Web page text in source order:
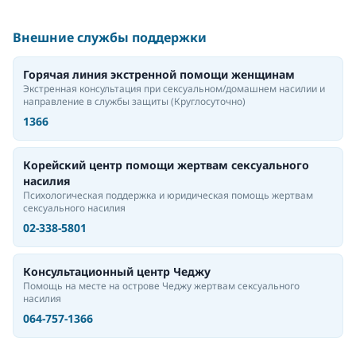
Внешние службы поддержки
Горячая линия экстренной помощи женщинам
Экстренная консультация при сексуальном/домашнем насилии и
направление в службы защиты (Круглосуточно)
1366
Корейский центр помощи жертвам сексуального
насилия
Психологическая поддержка и юридическая помощь жертвам
сексуального насилия
02-338-5801
Консультационный центр Чеджу
Помощь на месте на острове Чеджу жертвам сексуального
насилия
064-757-1366